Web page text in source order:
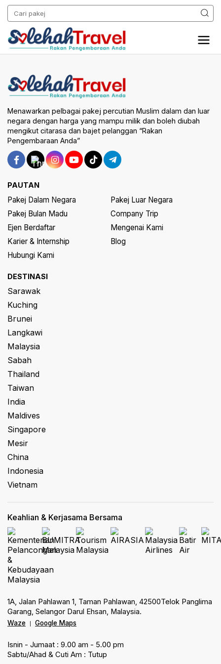
Menawarkan pelbagai pakej percutian Muslim dalam dan luar
negara dengan harga yang mampu milik dan boleh diubah
mengikut citarasa dan bajet pelanggan “Rakan
Pengembaraan Anda”
PAUTAN
Pakej Dalam Negara
Pakej Luar Negara
Pakej Bulan Madu
Company Trip
Ejen Berdaftar
Mengenai Kami
Karier & Internship
Blog
Hubungi Kami
DESTINASI
Sarawak
Kuching
Brunei
Langkawi
Malaysia
Sabah
Thailand
Taiwan
India
Maldives
Singapore
Mesir
China
Indonesia
Vietnam
Keahlian & Kerjasama Bersama
1A, Jalan Pahlawan 1, Taman Pahlawan, 42500Telok Panglima
Garang, Selangor Darul Ehsan, Malaysia.
Waze Google Maps
Isnin - Jumaat : 9.00 am - 5.00 pm
Sabtu/Ahad & Cuti Am : Tutup